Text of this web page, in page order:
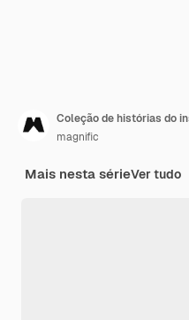
magnific
Mais nesta sérieVer tudo